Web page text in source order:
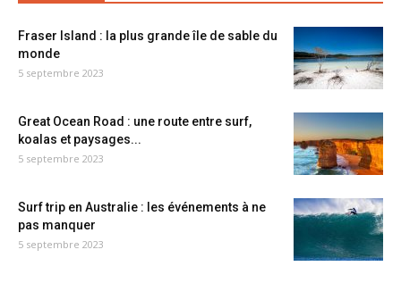
Fraser Island : la plus grande île de sable du
monde
5 septembre 2023
Great Ocean Road : une route entre surf,
koalas et paysages...
5 septembre 2023
Surf trip en Australie : les événements à ne
pas manquer
5 septembre 2023